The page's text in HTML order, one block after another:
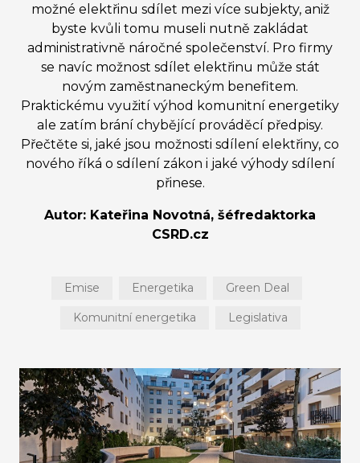
možné elektřinu sdílet mezi více subjekty, aniž
byste kvůli tomu museli nutně zakládat
administrativně náročné společenství. Pro firmy
se navíc možnost sdílet elektřinu může stát
novým zaměstnaneckým benefitem.
Praktickému využití výhod komunitní energetiky
ale zatím brání chybějící prováděcí předpisy.
Přečtěte si, jaké jsou možnosti sdílení elektřiny, co
nového říká o sdílení zákon i jaké výhody sdílení
přinese.
Autor: Kateřina Novotná, šéfredaktorka
CSRD.cz
Emise Energetika Green Deal
Komunitní energetika Legislativa